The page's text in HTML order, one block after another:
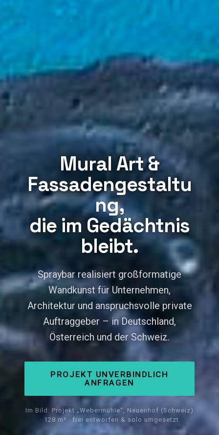
Mural Art &
Fassadengestaltu
ng,
die im Gedächtnis
bleibt.
Spraybar realisiert großformatige
Wandkunst für Unternehmen,
Architektur und anspruchsvolle private
Auftraggeber – in Deutschland,
Österreich und der Schweiz.
PROJEKT UNVERBINDLICH
ANFRAGEN
Im Bild: Projekt „Webermühle“, Neuenhof (Schweiz)
· 128 m² · frei entworfen & solo umgesetzt